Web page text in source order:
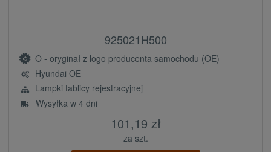
925021H500
O - oryginał z logo producenta samochodu (OE)
Hyundai OE
Lampki tablicy rejestracyjnej
Wysyłka w 4 dni
101,19 zł
za szt.